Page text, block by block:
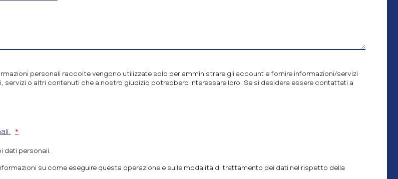
personali raccolte vengono utilizzate solo per amministrare gli account e fornire informazioni/servizi
o altri contenuti che a nostro giudizio potrebbero interessare loro. Se si desidera essere contattati a
*
dati personali.
su come eseguire questa operazione e sulle modalità di trattamento dei dati nel rispetto della